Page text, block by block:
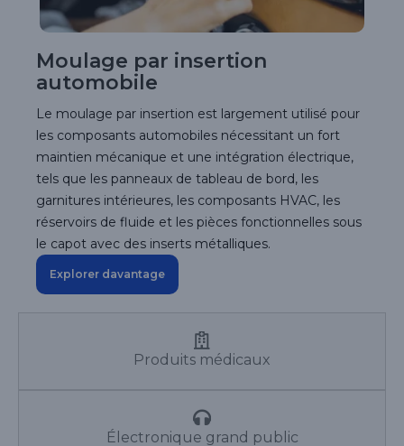
Produits médicaux
Électronique grand public
Moulage par insertion
automobile
Le moulage par insertion est largement utilisé pour
les composants automobiles nécessitant un fort
maintien mécanique et une intégration électrique,
tels que les panneaux de tableau de bord, les
garnitures intérieures, les composants HVAC, les
réservoirs de fluide et les pièces fonctionnelles sous
le capot avec des inserts métalliques.
Explorer davantage